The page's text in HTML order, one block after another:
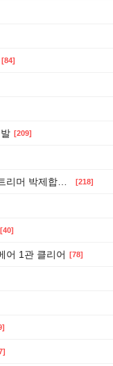
[84]
[209]
박제합니다. [218]
[40]
어 1관 클리어 [78]